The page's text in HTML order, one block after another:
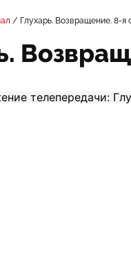
Глухарь. Возвращение. 8-